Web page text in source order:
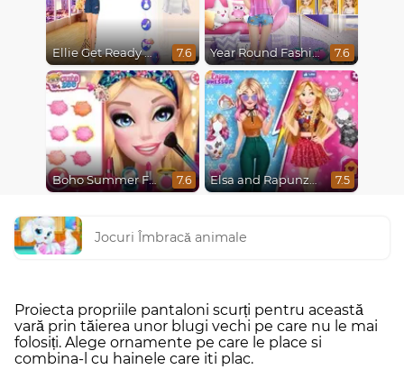
Ellie Get Ready With Me 2 7.6 Year Round Fashionista Belle 7.6
Boho Summer Festival Besties 7.6 Elsa and Rapunzel Princess Rivalry 7.5
Jocuri Îmbracă animale
Proiecta propriile pantaloni scurți pentru această
vară prin tăierea unor blugi vechi pe care nu le mai
folosiți. Alege ornamente pe care le place si
combina-l cu hainele care iti plac.